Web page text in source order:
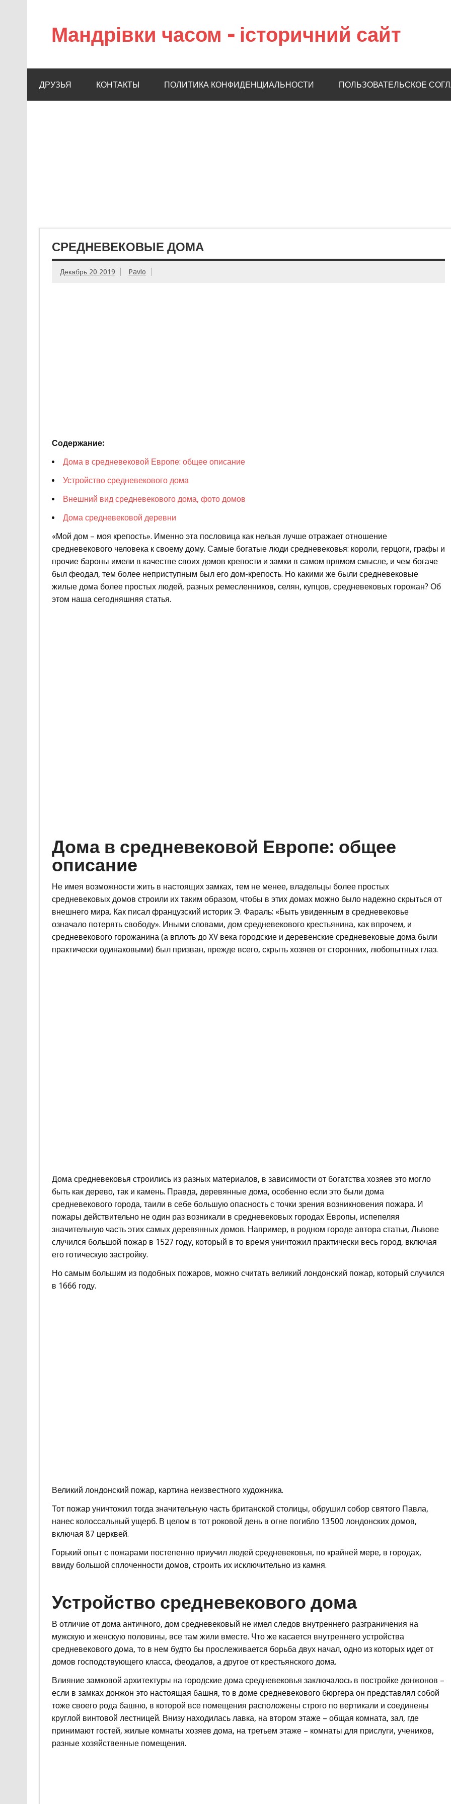
Мандрівки часом – історичний сайт
ДРУЗЬЯ КОНТАКТЫ ПОЛИТИКА КОНФИДЕНЦИАЛЬНОСТИ ПОЛЬЗОВАТЕЛЬСКОЕ
СРЕДНЕВЕКОВЫЕ ДОМА
Декабрь 20 2019 Pavlo
Содержание:
Дома в средневековой Европе: общее описание
Устройство средневекового дома
Внешний вид средневекового дома, фото домов
Дома средневековой деревни
«Мой дом – моя крепость». Именно эта пословица как нельзя лучше отражает отношение
средневекового человека к своему дому. Самые богатые люди средневековья: короли, герцоги, графы и
прочие бароны имели в качестве своих домов крепости и замки в самом прямом смысле, и чем богаче
был феодал, тем более неприступным был его дом-крепость. Но какими же были средневековые
жилые дома более простых людей, разных ремесленников, селян, купцов, средневековых горожан? Об
этом наша сегодняшняя статья.
Дома в средневековой Европе: общее
описание
Не имея возможности жить в настоящих замках, тем не менее, владельцы более простых
средневековых домов строили их таким образом, чтобы в этих домах можно было надежно скрыться от
внешнего мира. Как писал французский историк Э. Фараль: «Быть увиденным в средневековье
означало потерять свободу». Иными словами, дом средневекового крестьянина, как впрочем, и
средневекового горожанина (а вплоть до XV века городские и деревенские средневековые дома были
практически одинаковыми) был призван, прежде всего, скрыть хозяев от сторонних, любопытных глаз.
Дома средневековья строились из разных материалов, в зависимости от богатства хозяев это могло
быть как дерево, так и камень. Правда, деревянные дома, особенно если это были дома
средневекового города, таили в себе большую опасность с точки зрения возникновения пожара. И
пожары действительно не один раз возникали в средневековых городах Европы, испепеляя
значительную часть этих самых деревянных домов. Например, в родном городе автора статьи, Львове
случился большой пожар в 1527 году, который в то время уничтожил практически весь город, включая
его готическую застройку.
Но самым большим из подобных пожаров, можно считать великий лондонский пожар, который случился
в 1666 году.
Великий лондонский пожар, картина неизвестного художника.
Тот пожар уничтожил тогда значительную часть британской столицы, обрушил собор святого Павла,
нанес колоссальный ущерб. В целом в тот роковой день в огне погибло 13500 лондонских домов,
включая 87 церквей.
Горький опыт с пожарами постепенно приучил людей средневековья, по крайней мере, в городах,
ввиду большой сплоченности домов, строить их исключительно из камня.
Устройство средневекового дома
В отличие от дома античного, дом средневековый не имел следов внутреннего разграничения на
мужскую и женскую половины, все там жили вместе. Что же касается внутреннего устройства
средневекового дома, то в нем будто бы прослеживается борьба двух начал, одно из которых идет от
домов господствующего класса, феодалов, а другое от крестьянского дома.
Влияние замковой архитектуры на городские дома средневековья заключалось в постройке донжонов –
если в замках донжон это настоящая башня, то в доме средневекового бюргера он представлял собой
тоже своего рода башню, в которой все помещения расположены строго по вертикали и соединены
круглой винтовой лестницей. Внизу находилась лавка, на втором этаже – общая комната, зал, где
принимают гостей, жилые комнаты хозяев дома, на третьем этаже – комнаты для прислуги, учеников,
разные хозяйственные помещения.